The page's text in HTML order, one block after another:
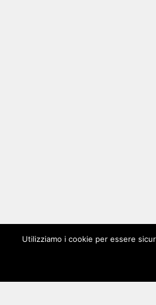
Utilizziamo i cookie per essere